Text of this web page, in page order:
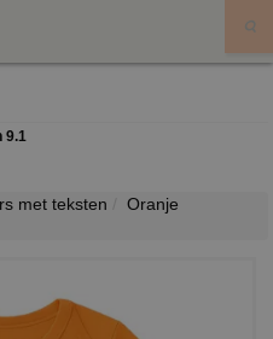
9.1
met teksten Oranje